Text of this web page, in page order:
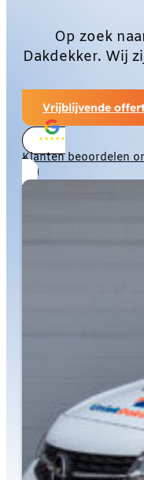
Op zoek
Dakdekker. Wij
Vrijblijvende
Klanten beoordelen